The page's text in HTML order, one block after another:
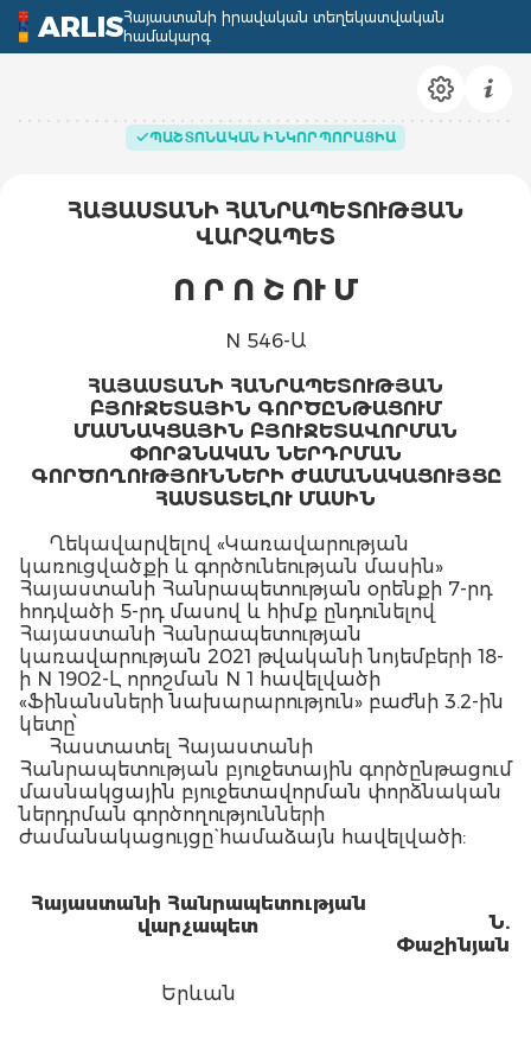
ARLISՀայաստանի իրավական տեղեկատվական
համակարգ
ՊԱՇՏՈՆԱԿԱՆ ԻՆԿՈՐՊՈՐԱՑԻԱ
ՀԱՅԱՍՏԱՆԻ ՀԱՆՐԱՊԵՏՈՒԹՅԱՆ
ՎԱՐՉԱՊԵՏ
Ո Ր Ո Շ ՈՒ Մ
N 546-Ա
ՀԱՅԱՍՏԱՆԻ ՀԱՆՐԱՊԵՏՈՒԹՅԱՆ
ԲՅՈՒՋԵՏԱՅԻՆ ԳՈՐԾԸՆԹԱՑՈՒՄ
ՄԱՍՆԱԿՑԱՅԻՆ ԲՅՈՒՋԵՏԱՎՈՐՄԱՆ
ՓՈՐՁՆԱԿԱՆ ՆԵՐԴՐՄԱՆ
ԳՈՐԾՈՂՈՒԹՅՈՒՆՆԵՐԻ ԺԱՄԱՆԱԿԱՑՈՒՅՑԸ
ՀԱՍՏԱՏԵԼՈՒ ՄԱՍԻՆ
Ղեկավարվելով «Կառավարության
կառուցվածքի և գործունեության մասին»
Հայաստանի Հանրապետության օրենքի 7-րդ
հոդվածի 5-րդ մասով և հիմք ընդունելով
Հայաստանի Հանրապետության
կառավարության 2021 թվականի նոյեմբերի 18-
ի N 1902-Լ որոշման N 1 հավելվածի
«Ֆինանսների նախարարություն» բաժնի 3.2-ին
կետը՝
Հաստատել Հայաստանի
Հանրապետության բյուջետային գործընթացում
մասնակցային բյուջետավորման փորձնական
ներդրման գործողությունների
ժամանակացույցը` համաձայն հավելվածի:
Հայաստանի Հանրապետության
վարչապետ
Ն.
Փաշինյան
Երևան